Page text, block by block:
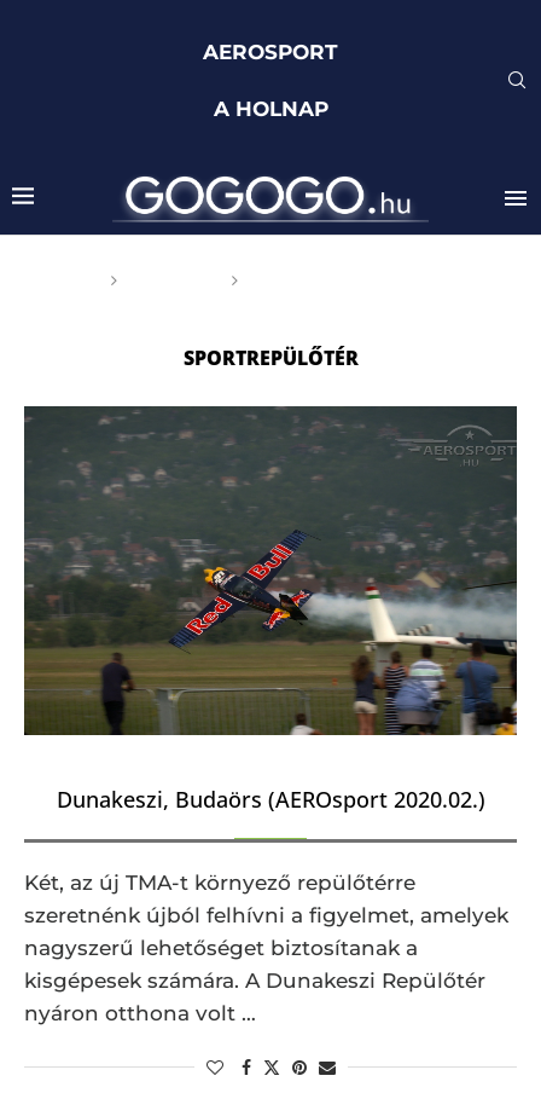
AEROSPORT
A HOLNAP
SPORTREPÜLŐTÉR
Dunakeszi, Budaörs (AEROsport 2020.02.)
Két, az új TMA-t környező repülőtérre
szeretnénk újból felhívni a figyelmet, amelyek
nagyszerű lehetőséget biztosítanak a
kisgépesek számára. A Dunakeszi Repülőtér
nyáron otthona volt …